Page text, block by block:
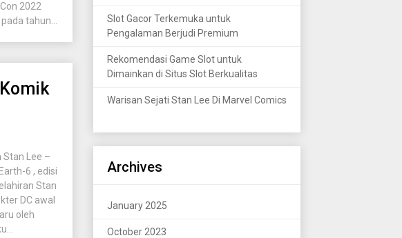
2022
tahun...
Stan Lee –
6 , edisi
Stan
DC awal
oleh
Slot Gacor Terkemuka untuk
Pengalaman Berjudi Premium
Rekomendasi Game Slot untuk
Dimainkan di Situs Slot Berkualitas
Warisan Sejati Stan Lee Di Marvel Comics
Archives
January 2025
October 2023